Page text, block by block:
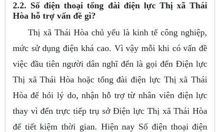
2.2. Số điện thoại tổng đài điện lực Thị xã Thái
Hòa hỗ trợ vấn đề gì?
Thị xã Thái Hòa chủ yếu là kinh tế công nghiệp,
mức sử dụng điện khá cao. Vì vậy mỗi khi có vấn đề
việc đầu tiên người dân nghĩ đến là gọi đến Điện lực
Thị xã Thái Hòa hoặc tổng đài điện lực Thị xã Thái
Hòa để hỏi lý do, nhận hỗ trợ từ nhân viên điện lực
thay vì đến trực tiếp trụ sở Điện lực Thị xã Thái Hòa
để tiết kiệm thời gian. Hiện nay Số điện thoại điện